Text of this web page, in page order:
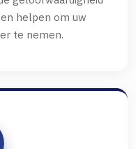
helpen om uw
te nemen.